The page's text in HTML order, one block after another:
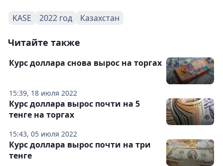
KASE 2022 год Казахстан
Читайте также
15:39, 18 июля 2022
Курс доллара снова вырос на торгах
15:43, 05 июля 2022
Курс доллара вырос почти на 5
тенге на торгах
Курс доллара вырос почти на три
тенге